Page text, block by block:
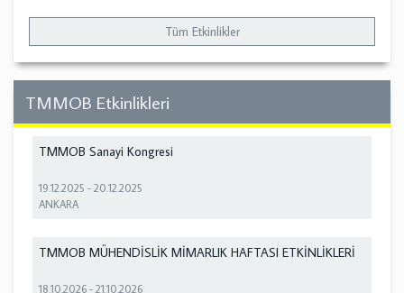
Tüm Etkinlikler
TMMOB Etkinlikleri
TMMOB Sanayi Kongresi
19.12.2025 -20.12.2025
ANKARA
TMMOB MÜHENDİSLİK MİMARLIK HAFTASI ETKİNLİKLERİ
18.10.2026 -21.10.2026